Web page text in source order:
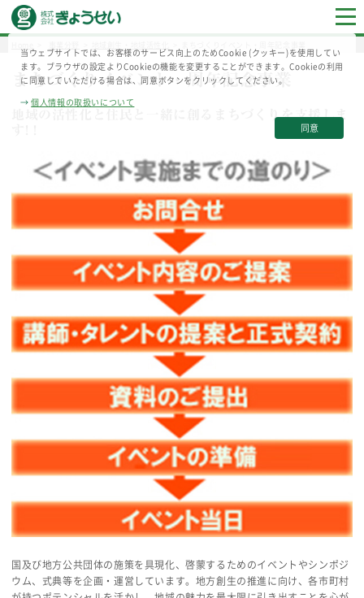
当ウェブサイトでは、お客様のサービス向上のためCookie (クッキー)を使用してい
ます。ブラウザの設定よりCookieの機能を変更することができます。Cookieの利用
に同意していただける場合は、同意ボタンをクリックしてください。
→個人情報の取扱いについて
同意
まちづくりイベント・周年記念事業
地域の活性化と住民と一緒に創るまちづくりを支援しま
国及び地方公共団体の施策を具現化、啓蒙するためのイベントやシンポジ
ウム、式典等を企画・運営しています。地方創生の推進に向け、各市町村